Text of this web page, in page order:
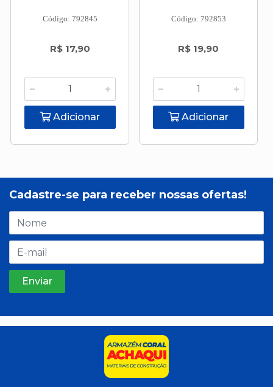
Código: 792845
R$ 17,90
Adicionar
Código: 792853
R$ 19,90
Adicionar
Cadastre-se para receber nossas ofertas!